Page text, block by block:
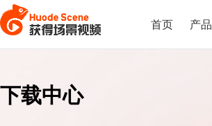
首页 产品
下载中心